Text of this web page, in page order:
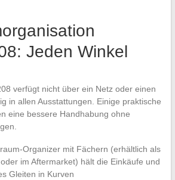
Jeden Winkel
verfügt nicht über ein Netz oder einen
in allen Ausstattungen. Einige praktische
eine bessere Handhabung ohne
Organizer mit Fächern (erhältlich als
im Aftermarket) hält die Einkäufe und
Gleiten in Kurven